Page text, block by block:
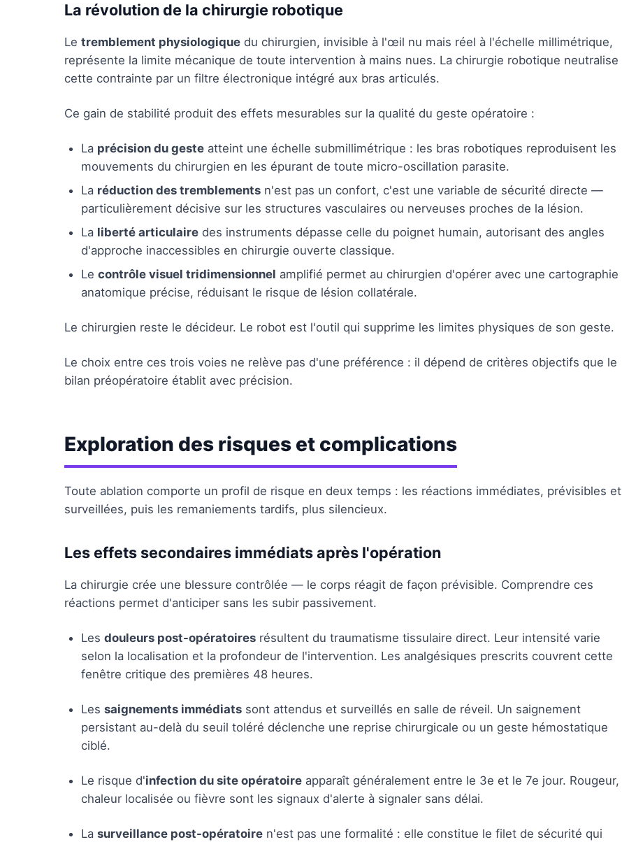
La révolution de la chirurgie robotique
Le tremblement physiologique du chirurgien, invisible à l'œil nu mais réel à l'échelle millimétrique,
représente la limite mécanique de toute intervention à mains nues. La chirurgie robotique neutralise
cette contrainte par un filtre électronique intégré aux bras articulés.
Ce gain de stabilité produit des effets mesurables sur la qualité du geste opératoire :
La précision du geste atteint une échelle submillimétrique : les bras robotiques reproduisent les
mouvements du chirurgien en les épurant de toute micro-oscillation parasite.
La réduction des tremblements n'est pas un confort, c'est une variable de sécurité directe —
particulièrement décisive sur les structures vasculaires ou nerveuses proches de la lésion.
La liberté articulaire des instruments dépasse celle du poignet humain, autorisant des angles
d'approche inaccessibles en chirurgie ouverte classique.
Le contrôle visuel tridimensionnel amplifié permet au chirurgien d'opérer avec une cartographie
anatomique précise, réduisant le risque de lésion collatérale.
Le chirurgien reste le décideur. Le robot est l'outil qui supprime les limites physiques de son geste.
Le choix entre ces trois voies ne relève pas d'une préférence : il dépend de critères objectifs que le
bilan préopératoire établit avec précision.
Exploration des risques et complications
Toute ablation comporte un profil de risque en deux temps : les réactions immédiates, prévisibles et
surveillées, puis les remaniements tardifs, plus silencieux.
Les effets secondaires immédiats après l'opération
La chirurgie crée une blessure contrôlée — le corps réagit de façon prévisible. Comprendre ces
réactions permet d'anticiper sans les subir passivement.
Les douleurs post-opératoires résultent du traumatisme tissulaire direct. Leur intensité varie
selon la localisation et la profondeur de l'intervention. Les analgésiques prescrits couvrent cette
fenêtre critique des premières 48 heures.
Les saignements immédiats sont attendus et surveillés en salle de réveil. Un saignement
persistant au-delà du seuil toléré déclenche une reprise chirurgicale ou un geste hémostatique
ciblé.
Le risque d'infection du site opératoire apparaît généralement entre le 3e et le 7e jour. Rougeur,
chaleur localisée ou fièvre sont les signaux d'alerte à signaler sans délai.
La surveillance post-opératoire n'est pas une formalité : elle constitue le filet de sécurité qui